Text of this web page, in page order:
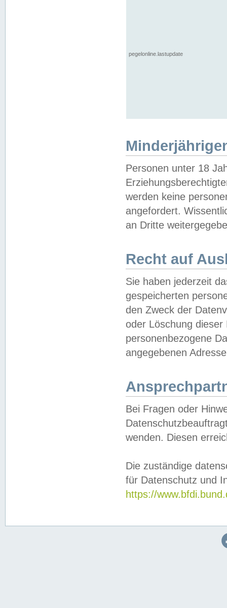
pegelonline.lastupdate
Personen unter 18
werden keine
angefordert.
an Dritte
Recht auf
Sie haben jederzeit
gespeicherten
den Zweck der
oder Löschung
personenbezogene
angegebenen
Bei Fragen oder
wenden. Diesen
Die zuständige
für Datenschutz und
https://